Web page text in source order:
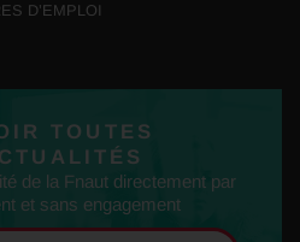
D’EMPLOI
TOUTES
de la Fnaut directement par
et sans engagement